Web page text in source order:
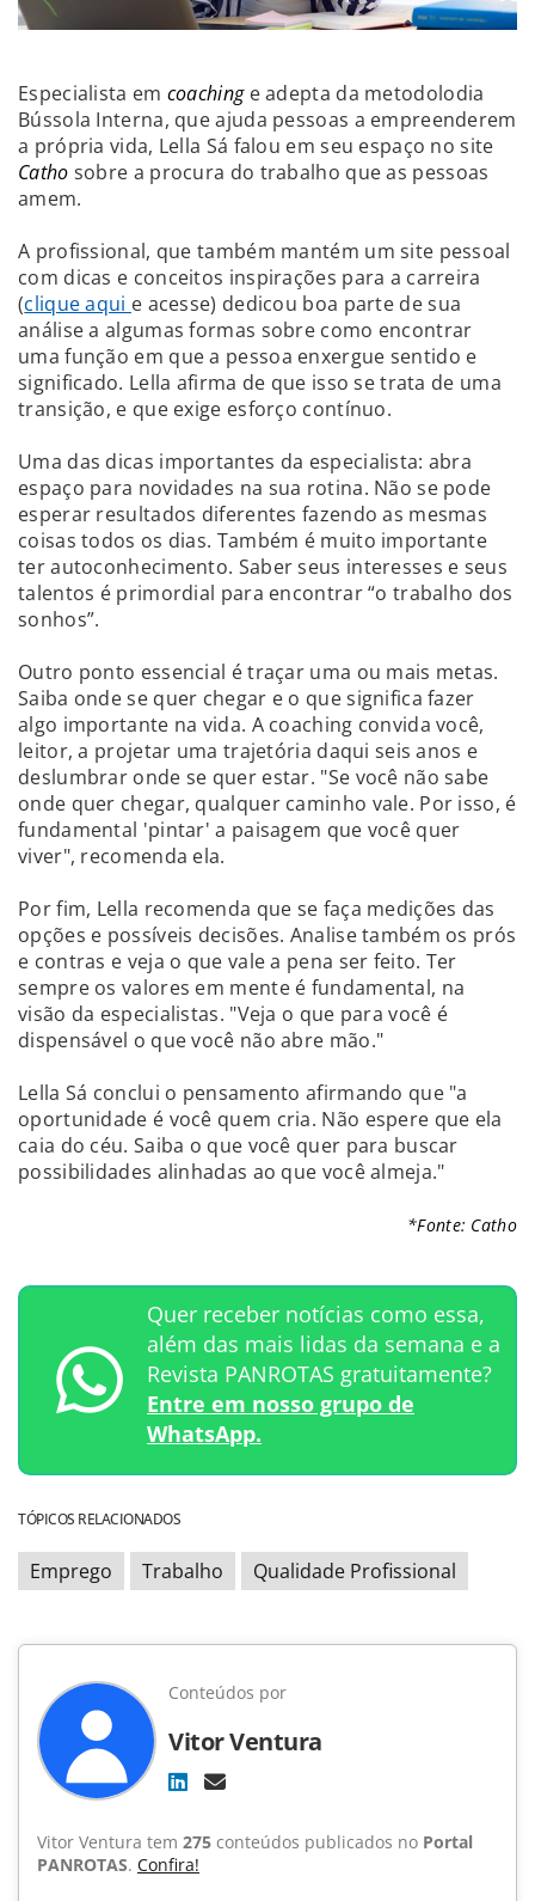
Especialista em coachinge adepta da metodolodia
Bússola Interna, que ajuda pessoas a empreenderem
a própria vida, Lella Sá falou em seu espaço no site
Catho sobre a procura do trabalho que as pessoas
amem.
A profissional, que também mantém um site pessoal
com dicas e conceitos inspirações para a carreira
(clique aqui e acesse) dedicou boa parte de sua
análise a algumas formas sobre como encontrar
uma função em que a pessoa enxergue sentido e
significado. Lella afirma de que isso se trata de uma
transição, e que exige esforço contínuo.
Uma das dicas importantes da especialista: abra
espaço para novidades na sua rotina. Não se pode
esperar resultados diferentes fazendo as mesmas
coisas todos os dias. Também é muito importante
ter autoconhecimento. Saber seus interesses e seus
talentos é primordial para encontrar “o trabalho dos
sonhos”.
Outro ponto essencial é traçar uma ou mais metas.
Saiba onde se quer chegar e o que significa fazer
algo importante na vida. A coaching convida você,
leitor, a projetar uma trajetória daqui seis anos e
deslumbrar onde se quer estar. "Se você não sabe
onde quer chegar, qualquer caminho vale. Por isso, é
fundamental 'pintar' a paisagem que você quer
viver", recomenda ela.
Por fim, Lella recomenda que se faça medições das
opções e possíveis decisões. Analise também os prós
e contras e veja o que vale a pena ser feito. Ter
sempre os valores em mente é fundamental, na
visão da especialistas. "Veja o que para você é
dispensável o que você não abre mão."
Lella Sá conclui o pensamento afirmando que "a
oportunidade é você quem cria. Não espere que ela
caia do céu. Saiba o que você quer para buscar
possibilidades alinhadas ao que você almeja."
*Fonte: Catho
Quer receber notícias como essa,
além das mais lidas da semana e a
Revista PANROTAS gratuitamente?
Entre em nosso grupo de
WhatsApp.
TÓPICOS RELACIONADOS
Emprego Trabalho Qualidade Profissional
Conteúdos por
Vitor Ventura
Vitor Ventura tem 275 conteúdos publicados no Portal
PANROTAS. Confira!